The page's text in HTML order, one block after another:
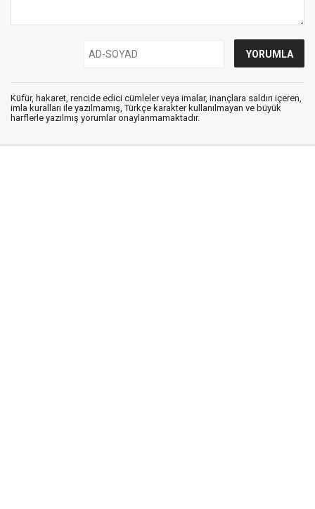
Küfür, hakaret, rencide edici cümleler veya imalar, inançlara saldırı içeren,
imla kuralları ile yazılmamış, Türkçe karakter kullanılmayan ve büyük
harflerle yazılmış yorumlar onaylanmamaktadır.